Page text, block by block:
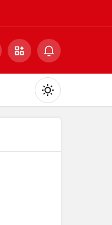
Mod
değiştir